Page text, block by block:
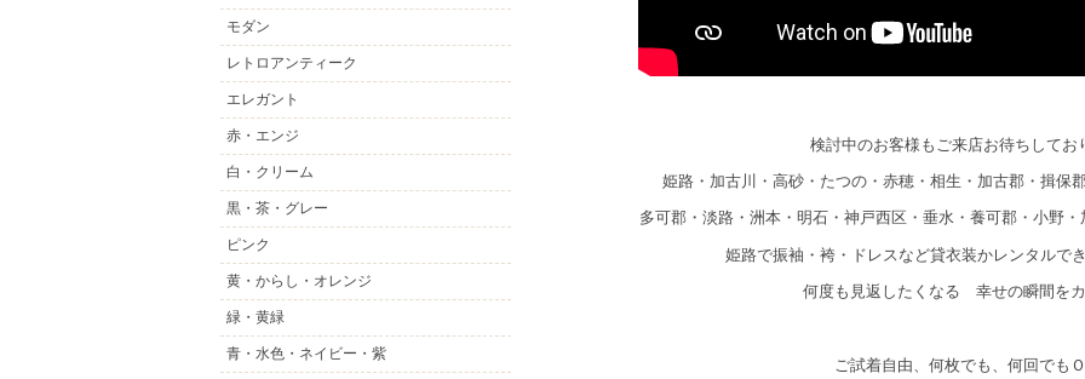
検討中のお客様もご来店お待ちしてお
姫路・加古川・高砂・たつの・赤穂・相生・加古郡・揖保
多可郡・淡路・洲本・明石・神戸西区・垂水・養可郡・小野
姫路で振袖・袴・ドレスなど貸衣装かレンタルで
何度も見返したくなる 幸せの瞬間を
ご試着自由、何枚でも、何回でも
モダン
レトロアンティーク
エレガント
赤・エンジ
白・クリーム
黒・茶・グレー
ピンク
黄・からし・オレンジ
緑・黄緑
青・水色・ネイビー・紫